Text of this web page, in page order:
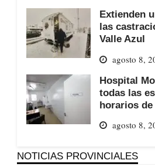
Extienden
las
Valle Azul
agosto 8,
Hospital
todas las
horarios
agosto 8,
NOTICIAS PROVINCIALES